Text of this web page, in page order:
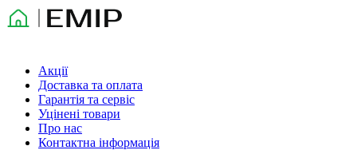
Акції
Доставка та оплата
Гарантія та сервіс
Уцінені товари
Про нас
Контактна інформація